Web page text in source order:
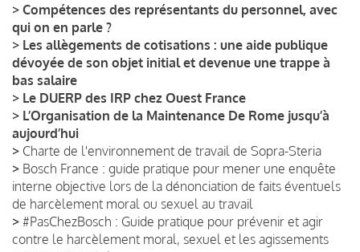
> Compétences des représentants du personnel, avec
qui on en parle ?
> Les allègements de cotisations : une aide publique
dévoyée de son objet initial et devenue une trappe à
bas salaire
> Le DUERP des IRP chez Ouest France
> L’Organisation de la Maintenance De Rome jusqu’à
aujourd’hui
> Charte de l'environnement de travail de Sopra-Steria
> Bosch France : guide pratique pour mener une enquête
interne objective lors de la dénonciation de faits éventuels
de harcèlement moral ou sexuel au travail
> #PasChezBosch : Guide pratique pour prévenir et agir
contre le harcèlement moral, sexuel et les agissements